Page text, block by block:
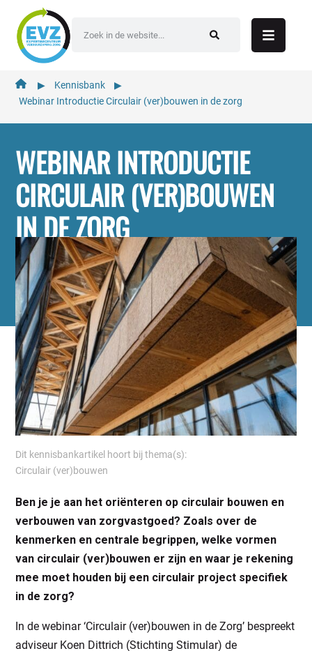
inhoud
▶︎ Kennisbank
▶︎
Webinar Introductie Circulair (ver)bouwen in de zorg
WEBINAR INTRODUCTIE
CIRCULAIR (VER)BOUWEN
IN DE ZORG
Webinar
Dit kennisbankartikel hoort bij thema(s):
Circulair (ver)bouwen
Ben je je aan het oriënteren op circulair bouwen en
verbouwen van zorgvastgoed? Zoals over de
kenmerken en centrale begrippen, welke vormen
van circulair (ver)bouwen er zijn en waar je rekening
mee moet houden bij een circulair project specifiek
in de zorg?
In de webinar ‘Circulair (ver)bouwen in de Zorg’ bespreekt
adviseur Koen Dittrich (Stichting Stimular) de